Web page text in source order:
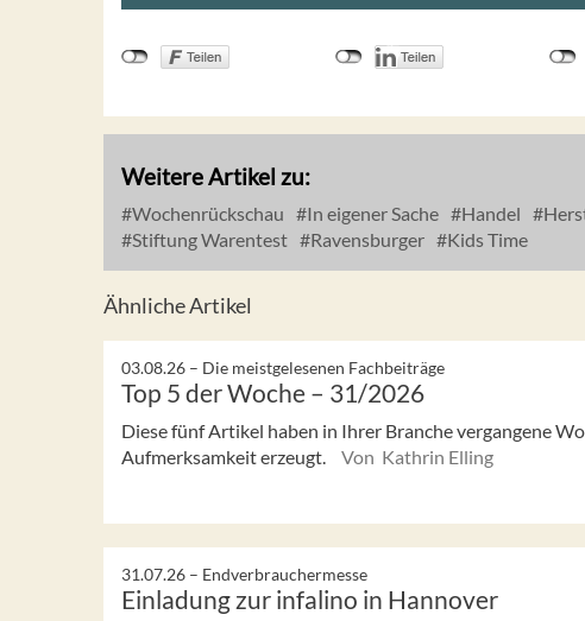
Weitere Artikel zu:
Wochenrückschau In eigener Sache Handel
Stiftung Warentest
Ravensburger Kids Time
Ähnliche Artikel
03.08.26 – Die meistgelesenen Fachbeiträge
Top 5 der Woche – 31/2026
Diese fünf Artikel haben in Ihrer Branche vergangene
Aufmerksamkeit erzeugt.
Von Kathrin Elling
31.07.26 – Endverbrauchermesse
Einladung zur infalino in Hannover